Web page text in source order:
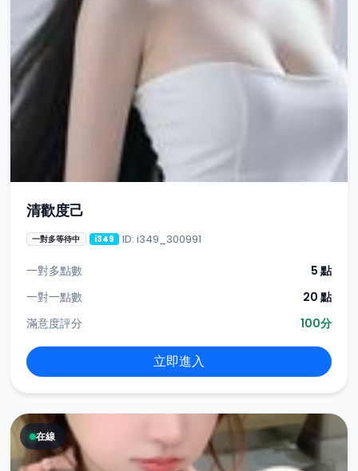
清歡度己
一對多等待中 i349 ID: i349_300991
一對多點數
5 點
一對一點數
20 點
滿意度評分
100分
立即進入
在線